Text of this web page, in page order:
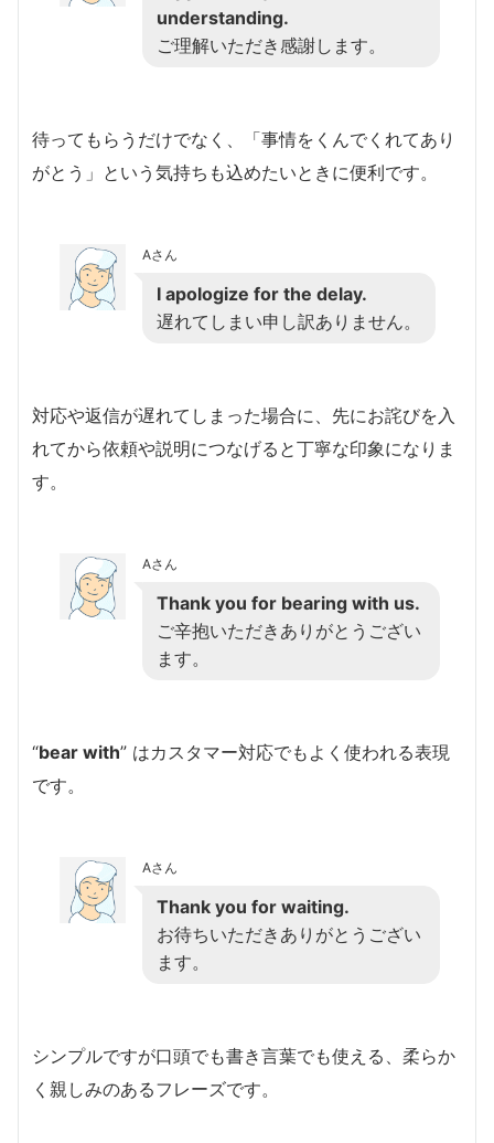
understanding.
ご理解いただき感謝します。
待ってもらうだけでなく、「事情をくんでくれてあり
がとう」という気持ちも込めたいときに便利です。
Aさん
I apologize for the delay.
遅れてしまい申し訳ありません。
対応や返信が遅れてしまった場合に、先にお詫びを入
れてから依頼や説明につなげると丁寧な印象になりま
す。
Aさん
Thank you for bearing with us.
ご辛抱いただきありがとうござい
ます。
“bear with” はカスタマー対応でもよく使われる表現
です。
Aさん
Thank you for waiting.
お待ちいただきありがとうござい
ます。
シンプルですが口頭でも書き言葉でも使える、柔らか
く親しみのあるフレーズです。